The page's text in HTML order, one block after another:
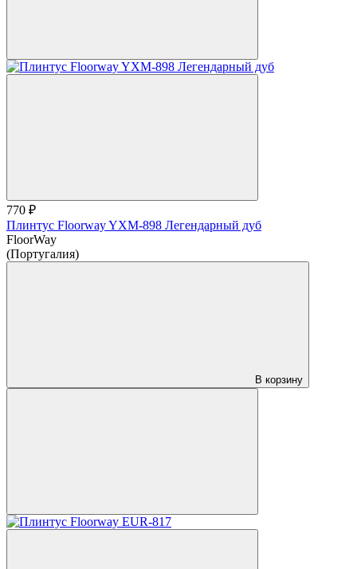
770 ₽
Плинтус Floorway YXM-898 Легендарный дуб
FloorWay
(Португалия)
В корзину